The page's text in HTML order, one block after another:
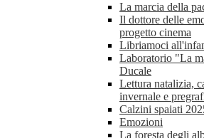
La marcia della
Il dottore delle
progetto cinema
Libriamoci
Laboratorio "La
Ducale
Lettura natalizia,
invernale e
Calzini spaiati
Emozioni
La foresta degli